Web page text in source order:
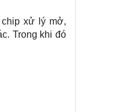
chip xử lý mở,
Trong khi đó